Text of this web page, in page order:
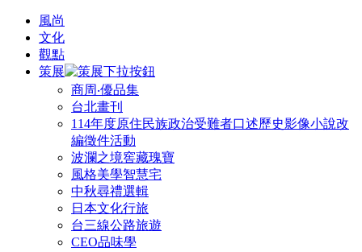
風尚
文化
觀點
策展
商周‧優品集
台北畫刊
114年度原住民族政治受難者口述歷史影像小說改
編徵件活動
波瀾之境窖藏瑰寶
風格美學智慧宅
中秋尋禮選輯
日本文化行旅
台三線公路旅遊
CEO品味學